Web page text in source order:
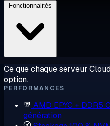
Ce que chaque serveur
option.
PERFORMANCES
AMD EPYC + DDR5
génération